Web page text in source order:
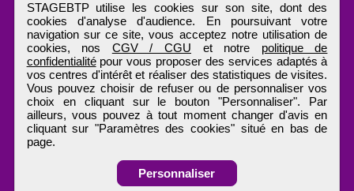
STAGEBTP utilise les cookies sur son site, dont des
cookies d'analyse d'audience. En poursuivant votre
navigation sur ce site, vous acceptez notre utilisation de
cookies, nos CGV / CGU et notre politique de
confidentialitépour vous proposer des services adaptés à
vos centres d'intérêt et réaliser des statistiques de visites.
Vous pouvez choisir de refuser ou de personnaliser vos
choix en cliquant sur le bouton "Personnaliser". Par
ailleurs, vous pouvez à tout moment changer d'avis en
cliquant sur "Paramètres des cookies" situé en bas de
page.
Personnaliser